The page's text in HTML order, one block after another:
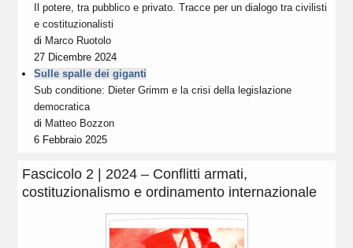
Il potere, tra pubblico e privato. Tracce per un dialogo tra civilisti
e costituzionalisti
di Marco Ruotolo
27 Dicembre 2024
Sulle spalle dei giganti
Sub conditione: Dieter Grimm e la crisi della legislazione
democratica
di Matteo Bozzon
6 Febbraio 2025
Fascicolo 2 | 2024 – Conflitti armati,
costituzionalismo e ordinamento internazionale